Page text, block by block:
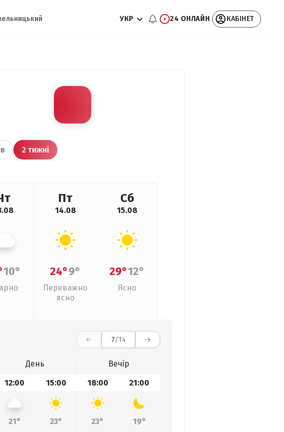
УКР 24 ОНЛАЙН КАБІНЕТ
2 тижні
10°
Пт
14.08
24°9°
Переважно
ясно
Сб
15.08
29°12°
Ясно
7/14
День
Вечір
12:00 15:00 18:00 21:00
21° 23° 23°
19°